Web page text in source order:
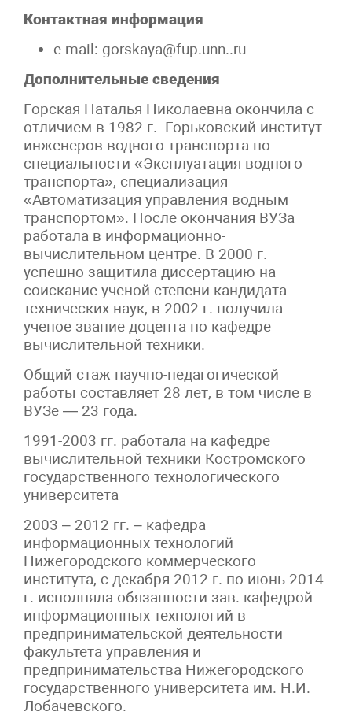
Контактная информация
e-mail: gorskaya@fup.unn..ru
Дополнительные сведения
Горская Наталья Николаевна окончила с
отличием в 1982 г. Горьковский институт
инженеров водного транспорта по
специальности «Эксплуатация водного
транспорта», специализация
«Автоматизация управления водным
транспортом». После окончания ВУЗа
работала в информационно-
вычислительном центре. В 2000 г.
успешно защитила диссертацию на
соискание ученой степени кандидата
технических наук, в 2002 г. получила
ученое звание доцента по кафедре
вычислительной техники.
Общий стаж научно-педагогической
работы составляет 28 лет, в том числе в
ВУЗе — 23 года.
1991-2003 гг. работала на кафедре
вычислительной техники Костромского
государственного технологического
университета
2003 – 2012 гг. – кафедра
информационных технологий
Нижегородского коммерческого
института, с декабря 2012 г. по июнь 2014
г. исполняла обязанности зав. кафедрой
информационных технологий в
предпринимательской деятельности
факультета управления и
предпринимательства Нижегородского
государственного университета им. Н.И.
Лобачевского.